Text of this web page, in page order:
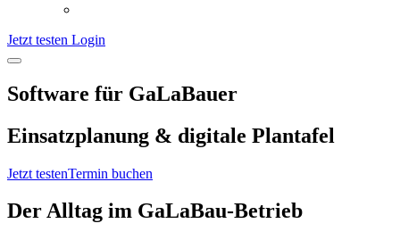
Jetzt testen Login
Software für GaLaBauer
Einsatzplanung & digitale Plantafel
Jetzt testenTermin buchen
Der Alltag im GaLaBau-Betrieb